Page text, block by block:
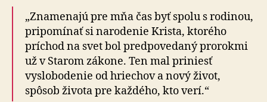
Slovo
„Znamenajú pre mňa čas byť spolu s rodinou,
pripomínať si narodenie Krista, ktorého
príchod na svet bol predpovedaný prorokmi
už v Starom zákone. Ten mal priniesť
vyslobodenie od hriechov a nový život,
spôsob života pre každého, kto verí.“